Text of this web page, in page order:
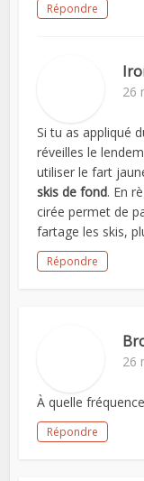
Répondre
26
Si tu as appliqué
réveilles le
utiliser le fart
skis de fond. En
cirée permet de
fartage les skis,
Répondre
26
À quelle
Répondre